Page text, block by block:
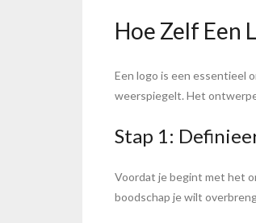
Hoe Zelf Een
Een logo is een essentieel
weerspiegelt. Het
Stap 1:
Voordat je begint met het
boodschap je wilt